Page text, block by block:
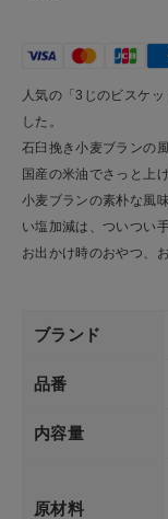
ご利用ガイド
お問い合わせ
ショップリスト
人気の「3じのビスケ
した。
石臼挽き小麦ブランの
国産の米油でさっと上
小麦ブランの素朴な風
い塩加減は、ついつい
お出かけ時のおやつ、
ブランド
品番
内容量
原材料